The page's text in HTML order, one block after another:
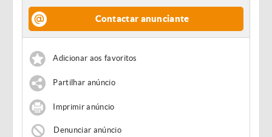
Contactar anunciante
Adicionar aos favoritos
Partilhar anúncio
Imprimir anúncio
Denunciar anúncio